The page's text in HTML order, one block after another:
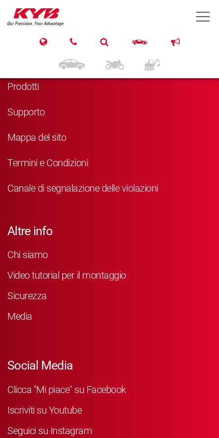
Navigazione
Prodotti
Supporto
Mappa del sito
Termini e Condizioni
Canale di segnalazione delle violazioni
Altre info
Chi siamo
Video tutorial per il montaggio
Sicurezza
Media
Social Media
Clicca "Mi piace" su Facebook
Iscriviti su Youtube
Seguici su Instagram